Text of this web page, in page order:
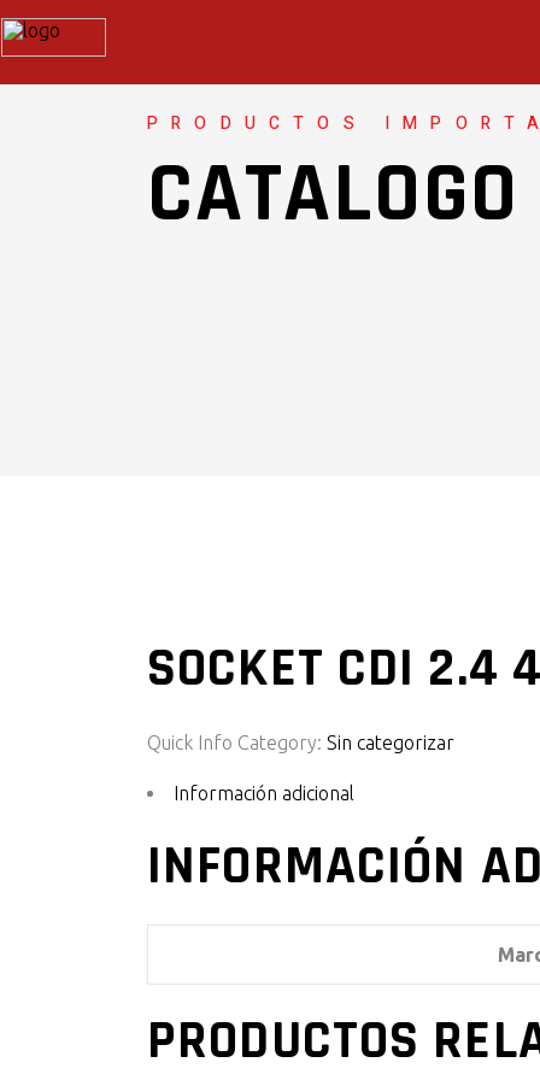
PRODUCTOS
CATALOGO
SOCKET CDI 2.4
Quick Info Category: Sin categorizar
Información adicional
INFORMACIÓN
PRODUCTOS